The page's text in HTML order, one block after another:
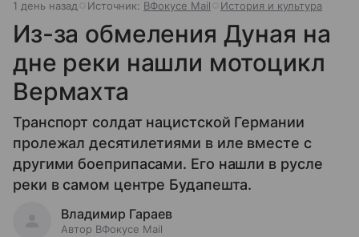
1 день назад Источник: ВФокусе Mail История и культура
Из-за обмеления Дуная на
дне реки нашли мотоцикл
Вермахта
Транспорт солдат нацистской Германии
пролежал десятилетиями в иле вместе с
другими боеприпасами. Его нашли в русле
реки в самом центре Будапешта.
Владимир Гараев
Автор ВФокусе Mail